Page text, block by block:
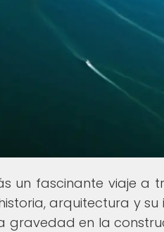
un fascinante viaje a
arquitectura y
gravedad en la